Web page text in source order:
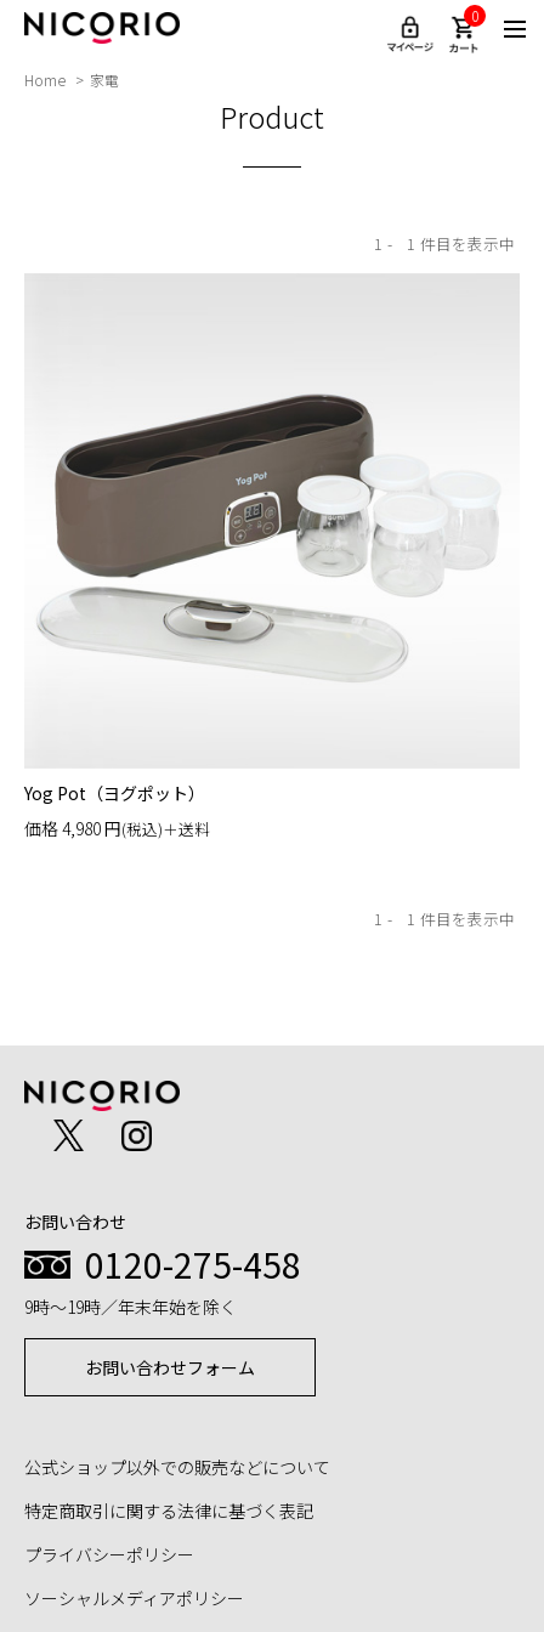
0
Home 家電
Product
1 1
Yog Pot（ヨグポット）
価格4,980円(税込)＋送料
1 1
お問い合わせ
0120-275-458
9時～19時／年末年始を除く
お問い合わせフォーム
公式ショップ以外での販売などについて
特定商取引に関する法律に基づく表記
プライバシーポリシー
ソーシャルメディアポリシー